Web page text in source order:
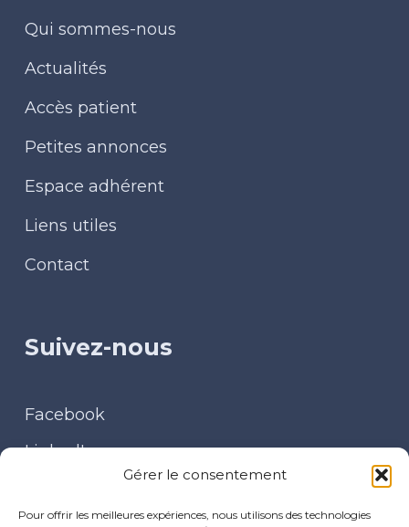
Gérer le consentement
Pour offrir les meilleures expériences, nous utilisons des technologies
Qui sommes-nous
Actualités
Accès patient
Petites annonces
Espace adhérent
Liens utiles
Contact
Suivez-nous
Facebook
LinkedIn
Contact